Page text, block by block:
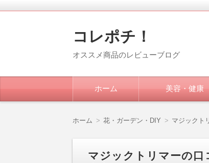
コレポチ！
オススメ商品のレビューブログ
ホーム 美容・健康
ホーム 花・ガーデン・DIY マジックト
マジックトリマーの口